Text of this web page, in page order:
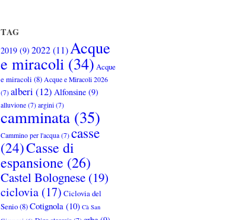
TAG
2019 (9) 2022(11)Acque
e miracoli (34)Acque
e miracoli (8) Acque e Miracoli 2026
(7) alberi (12) Alfonsine (9)
alluvione (7) argini (7)
camminata (35)
Cammino per l'acqua (7) casse
(24)Casse di
espansione (26)
Castel Bolognese (19)
ciclovia (17) Ciclovia del
Senio(8)Cotignola (10) Cà San